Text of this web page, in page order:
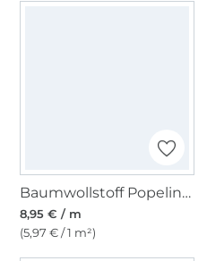
Baumwollstoff Popeline helltürkis
8,95 € / m
(5,97 € / 1 m²)